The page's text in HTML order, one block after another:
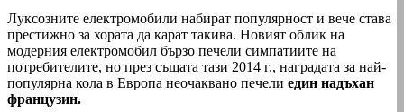
Луксозните електромобили набират популярност и вече става
престижно за хората да карат такива. Новият облик на
модерния електромобил бързо печели симпатиите на
потребителите, но през същата тази 2014 г., наградата за най-
популярна кола в Европа неочаквано печели един надъхан
французин.